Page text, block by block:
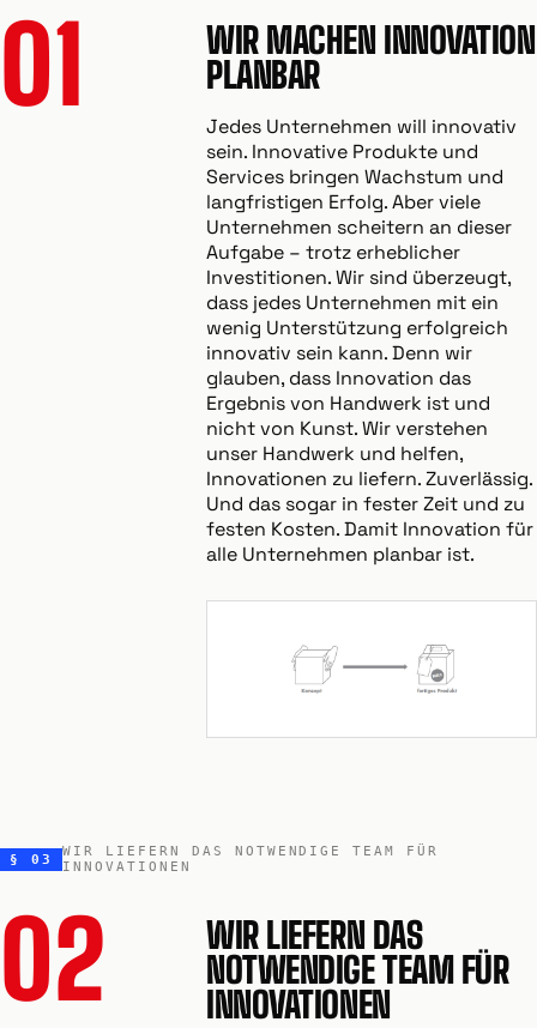
01
WIR MACHEN INNOVATION
PLANBAR
Jedes Unternehmen will innovativ
sein. Innovative Produkte und
Services bringen Wachstum und
langfristigen Erfolg. Aber viele
Unternehmen scheitern an dieser
Aufgabe – trotz erheblicher
Investitionen. Wir sind überzeugt,
dass jedes Unternehmen mit ein
wenig Unterstützung erfolgreich
innovativ sein kann. Denn wir
glauben, dass Innovation das
Ergebnis von Handwerk ist und
nicht von Kunst. Wir verstehen
unser Handwerk und helfen,
Innovationen zu liefern. Zuverlässig.
Und das sogar in fester Zeit und zu
festen Kosten. Damit Innovation für
alle Unternehmen planbar ist.
§ 03
WIR LIEFERN DAS NOTWENDIGE TEAM FÜR
INNOVATIONEN
02
WIR LIEFERN DAS
NOTWENDIGE TEAM FÜR
INNOVATIONEN